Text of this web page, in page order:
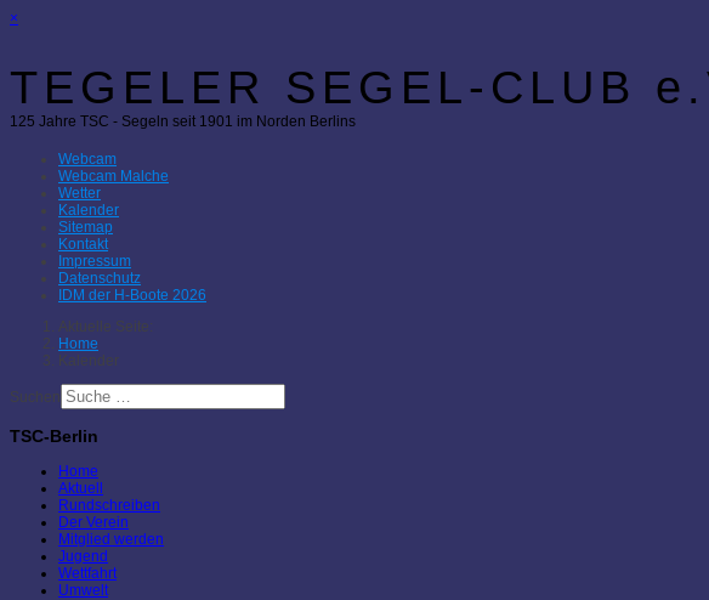
×
TEGELER SEGEL-CLUB
125 Jahre TSC - Segeln seit 1901 im Norden Berlins
Webcam
Webcam Malche
Wetter
Kalender
Sitemap
Kontakt
Impressum
Datenschutz
IDM der H-Boote 2026
Aktuelle Seite:
Home
Kalender
Suchen
TSC-Berlin
Home
Aktuell
Rundschreiben
Der Verein
Mitglied werden
Jugend
Wettfahrt
Umwelt